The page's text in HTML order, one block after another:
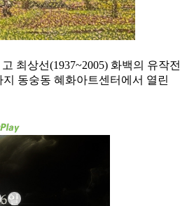
최상선(1937~2005) 화백의 유작전
지 동숭동 혜화아트센터에서 열린